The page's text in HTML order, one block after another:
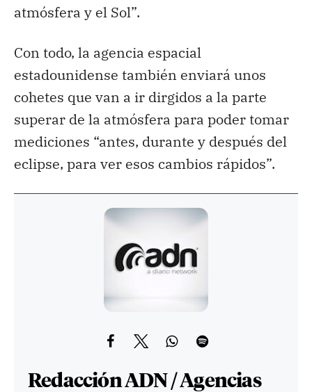
atmósfera y el Sol”.
Con todo, la agencia espacial
estadounidense también enviará unos
cohetes que van a ir dirgidos a la parte
superar de la atmósfera para poder tomar
mediciones “antes, durante y después del
eclipse, para ver esos cambios rápidos”.
Redacción ADN / Agencias